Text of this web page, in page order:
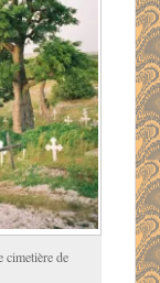
cimetière de